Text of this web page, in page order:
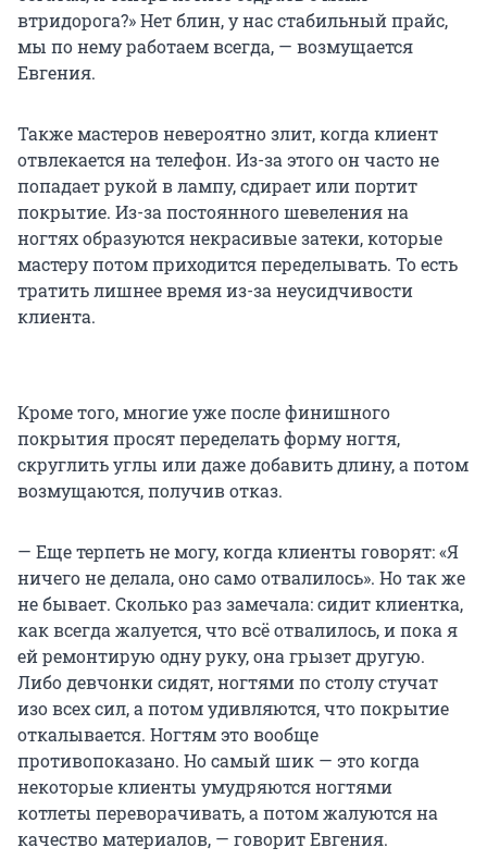
втридорога?» Нет блин, у нас стабильный прайс,
мы по нему работаем всегда, — возмущается
Евгения.
Также мастеров невероятно злит, когда клиент
отвлекается на телефон. Из-за этого он часто не
попадает рукой в лампу, сдирает или портит
покрытие. Из-за постоянного шевеления на
ногтях образуются некрасивые затеки, которые
мастеру потом приходится переделывать. То есть
тратить лишнее время из-за неусидчивости
клиента.
Кроме того, многие уже после финишного
покрытия просят переделать форму ногтя,
скруглить углы или даже добавить длину, а потом
возмущаются, получив отказ.
— Еще терпеть не могу, когда клиенты говорят: «Я
ничего не делала, оно само отвалилось». Но так же
не бывает. Сколько раз замечала: сидит клиентка,
как всегда жалуется, что всё отвалилось, и пока я
ей ремонтирую одну руку, она грызет другую.
Либо девчонки сидят, ногтями по столу стучат
изо всех сил, а потом удивляются, что покрытие
откалывается. Ногтям это вообще
противопоказано. Но самый шик — это когда
некоторые клиенты умудряются ногтями
котлеты переворачивать, а потом жалуются на
качество материалов, — говорит Евгения.